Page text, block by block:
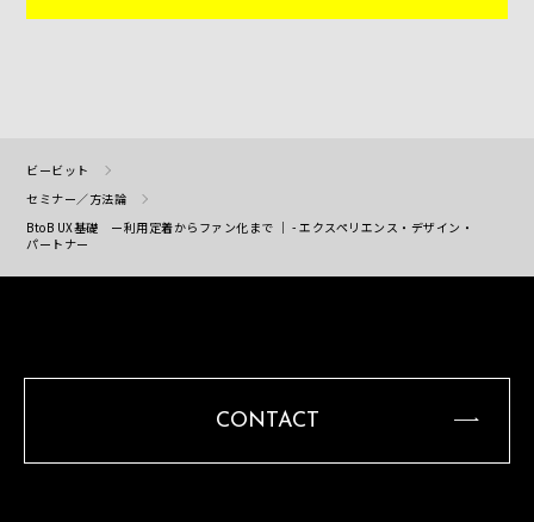
ビービット
セミナー／方法論
BtoB UX基礎 ー利用定着からファン化まで ｜ - エクスペリエンス・デザイン・
パートナー
CONTACT